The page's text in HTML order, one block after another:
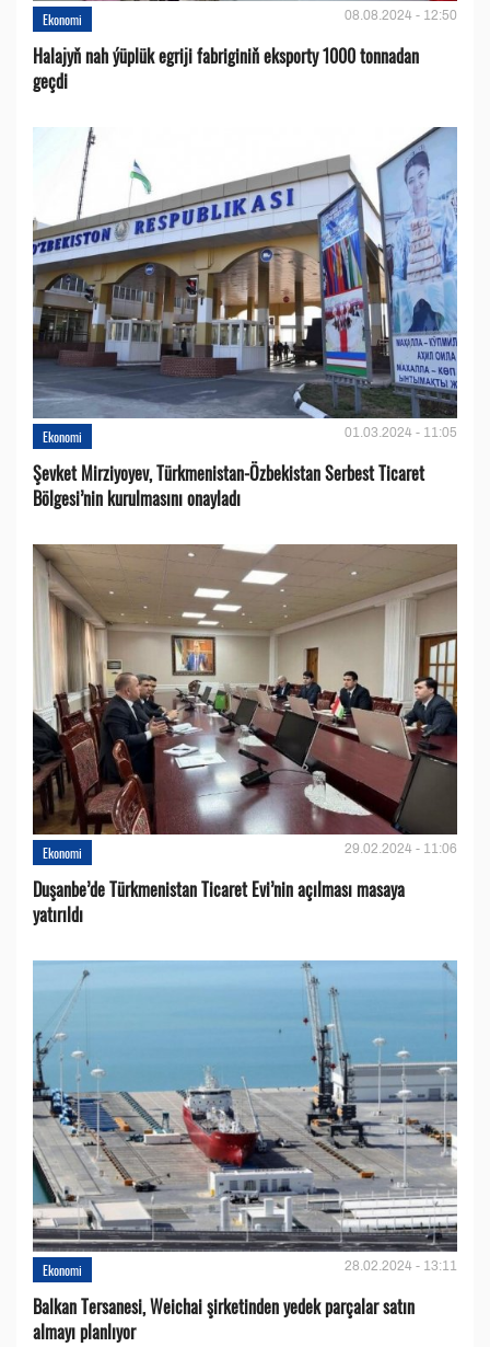
Ekonomi 08.08.2024 - 12:50
Halajyň nah ýüplük egriji fabriginiň eksporty 1000 tonnadan
geçdi
Ekonomi 01.03.2024 - 11:05
Şevket Mirziyoyev, Türkmenistan-Özbekistan Serbest Ticaret
Bölgesi’nin kurulmasını onayladı
Ekonomi 29.02.2024 - 11:06
Duşanbe’de Türkmenistan Ticaret Evi’nin açılması masaya
yatırıldı
Ekonomi 28.02.2024 - 13:11
Balkan Tersanesi, Weichai şirketinden yedek parçalar satın
almayı planlıyor